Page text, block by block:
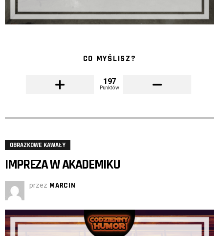
CO MYŚLISZ?
197
Punktów
OBRAZKOWE KAWAŁY
IMPREZA W AKADEMIKU
przez MARCIN